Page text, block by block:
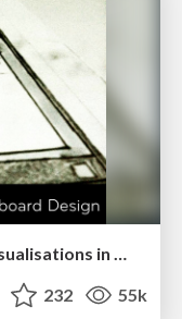
Designing Dashboards & Data Visualisations in Web Apps
232 55k